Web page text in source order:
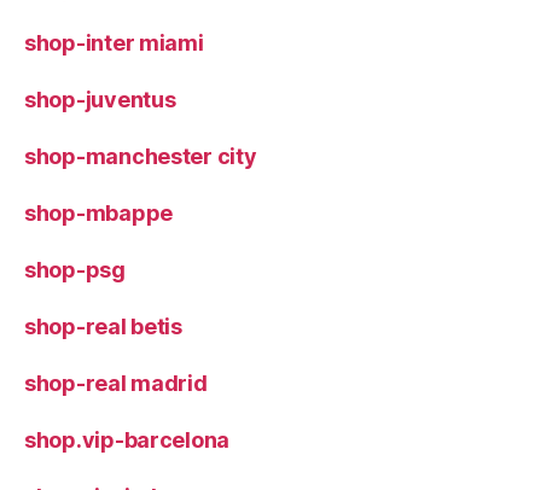
shop-inter miami
shop-juventus
shop-manchester city
shop-mbappe
shop-psg
shop-real betis
shop-real madrid
shop.vip-barcelona